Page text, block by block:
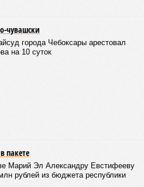
после проверки отстранил от
отстранил от работы 20
1820
(фото: pixnio.com)